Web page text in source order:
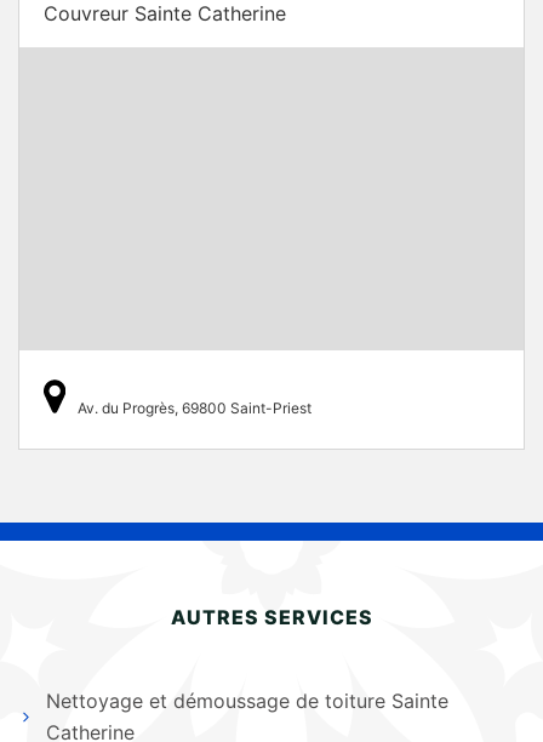
Couvreur Sainte Catherine
Av. du Progrès, 69800 Saint-Priest
AUTRES SERVICES
Nettoyage et démoussage de toiture Sainte
Catherine